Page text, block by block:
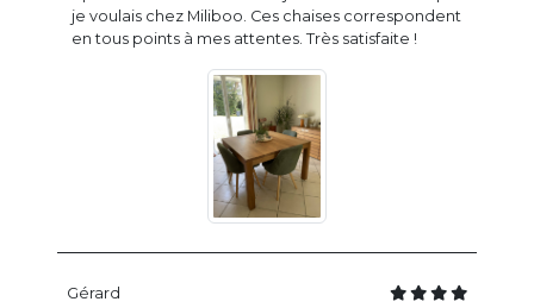
je voulais chez Miliboo. Ces chaises correspondent
en tous points à mes attentes. Très satisfaite !
Gérard